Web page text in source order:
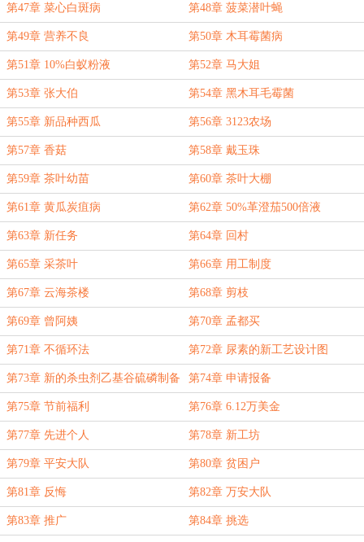
第47章 菜心白斑病 第48章 菠菜潜叶蝇
第49章 营养不良 第50章 木耳霉菌病
第51章 10%白蚁粉液 第52章 马大姐
第53章 张大伯 第54章 黑木耳毛霉菌
第55章 新品种西瓜 第56章 3123农场
第57章 香菇 第58章 戴玉珠
第59章 茶叶幼苗 第60章 茶叶大棚
第61章 黄瓜炭疽病 第62章 50%革澄茄500倍液
第63章 新任务 第64章 回村
第65章 采茶叶 第66章 用工制度
第67章 云海茶楼 第68章 剪枝
第69章 曾阿姨 第70章 孟都买
第71章 不循环法 第72章 尿素的新工艺设计图
第73章 新的杀虫剂乙基谷硫磷制备
方法
第74章 申请报备
第75章 节前福利 第76章 6.12万美金
第77章 先进个人 第78章 新工坊
第79章 平安大队 第80章 贫困户
第81章 反悔 第82章 万安大队
第83章 推广 第84章 挑选